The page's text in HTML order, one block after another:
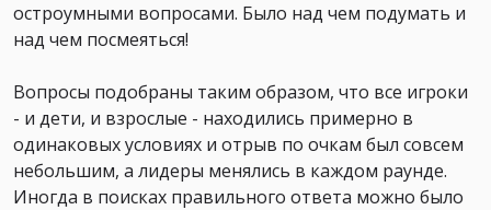
остроумными вопросами. Было над чем подумать и
над чем посмеяться!
Вопросы подобраны таким образом, что все игроки
- и дети, и взрослые - находились примерно в
одинаковых условиях и отрыв по очкам был совсем
небольшим, а лидеры менялись в каждом раунде.
Иногда в поисках правильного ответа можно было